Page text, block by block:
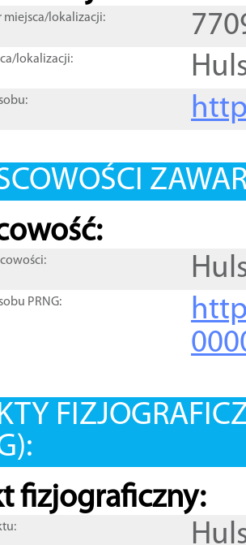
miejsca/lokalizacji:
lokalizacji:
PRNG:
fizjograficzny: